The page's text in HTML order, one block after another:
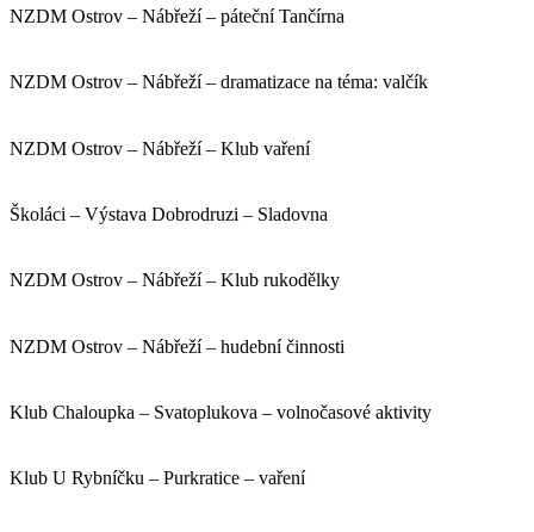
NZDM Ostrov – Nábřeží – páteční Tančírna
NZDM Ostrov – Nábřeží – dramatizace na téma: valčík
NZDM Ostrov – Nábřeží – Klub vaření
Školáci – Výstava Dobrodruzi – Sladovna
NZDM Ostrov – Nábřeží – Klub rukodělky
NZDM Ostrov – Nábřeží – hudební činnosti
Klub Chaloupka – Svatoplukova – volnočasové aktivity
Klub U Rybníčku – Purkratice – vaření